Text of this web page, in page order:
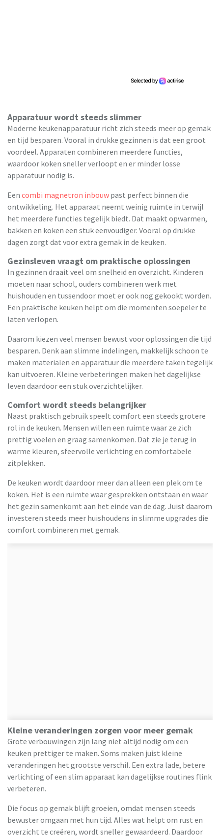
Apparatuur wordt steeds slimmer
Moderne keukenapparatuur richt zich steeds meer op gemak
en tijd besparen. Vooral in drukke gezinnen is dat een groot
voordeel. Apparaten combineren meerdere functies,
waardoor koken sneller verloopt en er minder losse
apparatuur nodig is.
Een combi magnetron inbouw past perfect binnen die
ontwikkeling. Het apparaat neemt weinig ruimte in terwijl
het meerdere functies tegelijk biedt. Dat maakt opwarmen,
bakken en koken een stuk eenvoudiger. Vooral op drukke
dagen zorgt dat voor extra gemak in de keuken.
Gezinsleven vraagt om praktische oplossingen
In gezinnen draait veel om snelheid en overzicht. Kinderen
moeten naar school, ouders combineren werk met
huishouden en tussendoor moet er ook nog gekookt worden.
Een praktische keuken helpt om die momenten soepeler te
laten verlopen.
Daarom kiezen veel mensen bewust voor oplossingen die tijd
besparen. Denk aan slimme indelingen, makkelijk schoon te
maken materialen en apparatuur die meerdere taken tegelijk
kan uitvoeren. Kleine verbeteringen maken het dagelijkse
leven daardoor een stuk overzichtelijker.
Comfort wordt steeds belangrijker
Naast praktisch gebruik speelt comfort een steeds grotere
rol in de keuken. Mensen willen een ruimte waar ze zich
prettig voelen en graag samenkomen. Dat zie je terug in
warme kleuren, sfeervolle verlichting en comfortabele
zitplekken.
De keuken wordt daardoor meer dan alleen een plek om te
koken. Het is een ruimte waar gesprekken ontstaan en waar
het gezin samenkomt aan het einde van de dag. Juist daarom
investeren steeds meer huishoudens in slimme upgrades die
comfort combineren met gemak.
Kleine veranderingen zorgen voor meer gemak
Grote verbouwingen zijn lang niet altijd nodig om een
keuken prettiger te maken. Soms maken juist kleine
veranderingen het grootste verschil. Een extra lade, betere
verlichting of een slim apparaat kan dagelijkse routines flink
verbeteren.
Die focus op gemak blijft groeien, omdat mensen steeds
bewuster omgaan met hun tijd. Alles wat helpt om rust en
overzicht te creëren, wordt sneller gewaardeerd. Daardoor